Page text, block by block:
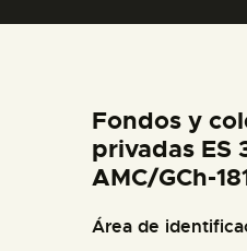
ESPAÑOL
Fondos y
privadas ES
AMC/GCh-
Área de